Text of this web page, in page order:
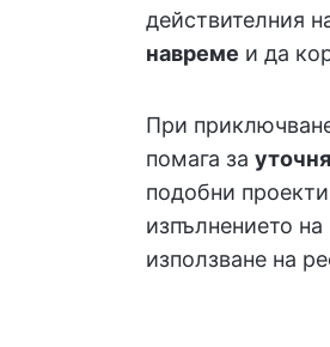
действителния
навреме и да
При
помага за
подобни
изпълнението
използване на